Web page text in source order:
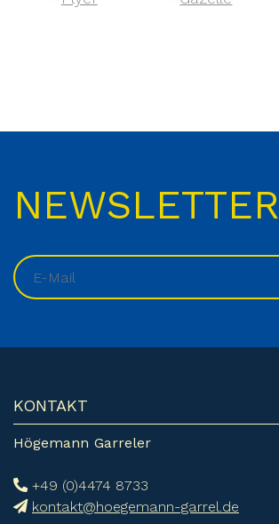
NEWSLETTER
KONTAKT
Högemann Garreler
+49 (0)4474 8733
kontakt@hoegemann-garrel.de